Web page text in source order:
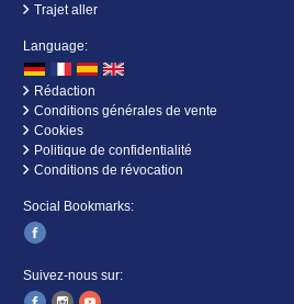
Trajet aller
Language:
Rédaction
Conditions générales de vente
Cookies
Politique de confidentialité
Conditions de révocation
Social Bookmarks:
Suivez-nous sur: